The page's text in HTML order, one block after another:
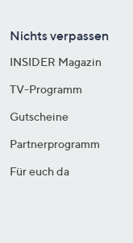
Nichts verpassen
INSIDER Magazin
TV-Programm
Gutscheine
Partnerprogramm
Für euch da